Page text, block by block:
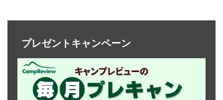
プレゼントキャンペーン